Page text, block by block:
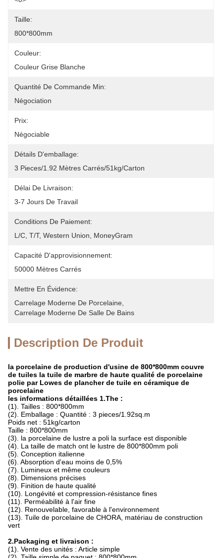
Taille:
800*800mm
Couleur:
Couleur Grise Blanche
Quantité De Commande Min:
Négociation
Prix:
Négociable
Détails D'emballage:
3 Pieces/1.92 Mètres Carrés/51kg/Carton
Délai De Livraison:
3-7 Jours De Travail
Conditions De Paiement:
L/C, T/T, Western Union, MoneyGram
Capacité D'approvisionnement:
50000 Mètres Carrés
Mettre En Évidence:
Carrelage Moderne De Porcelaine
Carrelage Moderne De Salle De Bains
Description De Produit
la porcelaine de production d'usine de 800*800mm couvre
de tuiles la tuile de marbre de haute qualité de porcelaine
polie par Lowes de plancher de tuile en céramique de
porcelaine
les informations détaillées 1.The :
(1). Tailles : 800*800mm
(2). Emballage : Quantité : 3 pieces/1.92sq.m
Poids net : 51kg/carton
Taille : 800*800mm
(3). la porcelaine de lustre a poli la surface est disponible
(4). La taille de match ont le lustre de 800*800mm poli
(5). Conception italienne
(6). Absorption d'eau moins de 0,5%
(7). Lumineux et même couleurs
(8). Dimensions précises
(9). Finition de haute qualité
(10). Longévité et compression-résistance fines
(11). Perméabilité à l'air fine
(12). Renouvelable, favorable à l'environnement
(13). Tuile de porcelaine de CHORA, matériau de construction
vert
2.Packaging et livraison :
(1). Vente des unités : Article simple